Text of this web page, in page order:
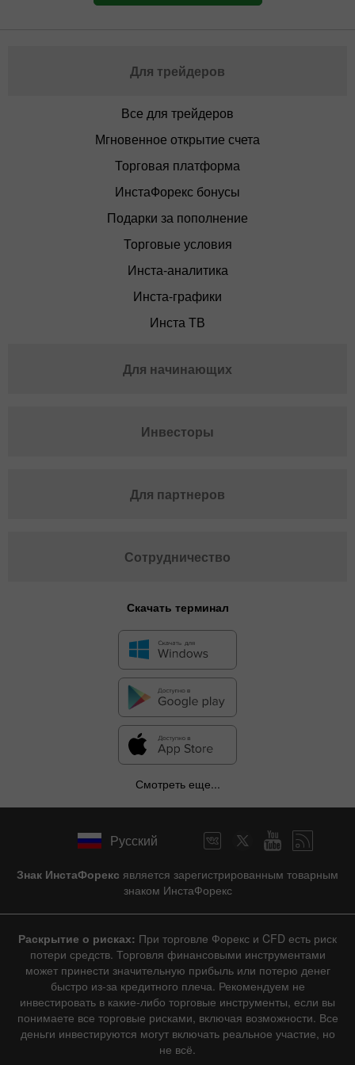
Для трейдеров
Все для трейдеров
Мгновенное открытие счета
Торговая платформа
ИнстаФорекс бонусы
Подарки за пополнение
Торговые условия
Инста-аналитика
Инста-графики
Инста ТВ
Для начинающих
Инвесторы
Для партнеров
Сотрудничество
Скачать терминал
Смотреть еще...
Русский
Знак ИнстаФорекс является зарегистрированным товарным
знаком ИнстаФорекс
Раскрытие о рисках: При торговле Форекс и CFD есть риск
потери средств. Торговля финансовыми инструментами
может принести значительную прибыль или потерю денег
быстро из-за кредитного плеча. Рекомендуем не
инвестировать в какие-либо торговые инструменты, если вы
понимаете все торговые рисками, включая возможности. Все
деньги инвестируются могут включать реальное участие, но
не всё.